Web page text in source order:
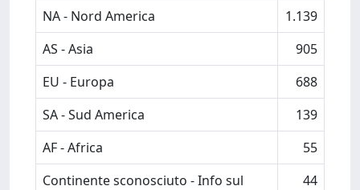
NA - Nord America
1.139
AS - Asia
905
EU - Europa
688
SA - Sud America
139
AF - Africa
55
Continente sconosciuto - Info sul
44